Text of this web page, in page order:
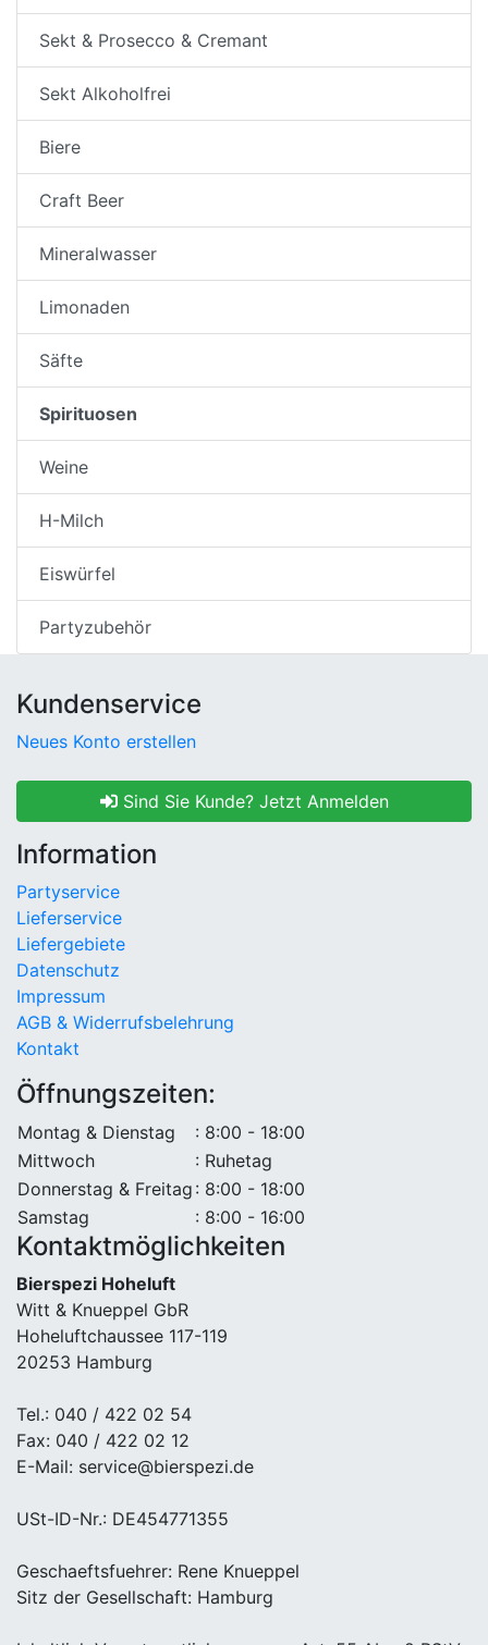
Sekt & Prosecco & Cremant
Sekt Alkoholfrei
Biere
Craft Beer
Mineralwasser
Limonaden
Säfte
Spirituosen
Weine
H-Milch
Eiswürfel
Partyzubehör
Kundenservice
Neues Konto erstellen
Sind Sie Kunde? Jetzt Anmelden
Information
Partyservice
Lieferservice
Liefergebiete
Datenschutz
Impressum
AGB & Widerrufsbelehrung
Kontakt
Öffnungszeiten:
Montag & Dienstag
: 8:00 - 18:00
Mittwoch
: Ruhetag
Donnerstag & Freitag : 8:00 - 18:00
Samstag
: 8:00 - 16:00
Kontaktmöglichkeiten
Bierspezi Hoheluft
Witt & Knueppel GbR
Hoheluftchaussee 117-119
20253 Hamburg
Tel.: 040 / 422 02 54
Fax: 040 / 422 02 12
E-Mail: service@bierspezi.de
USt-ID-Nr.: DE454771355
Geschaeftsfuehrer: Rene Knueppel
Sitz der Gesellschaft: Hamburg